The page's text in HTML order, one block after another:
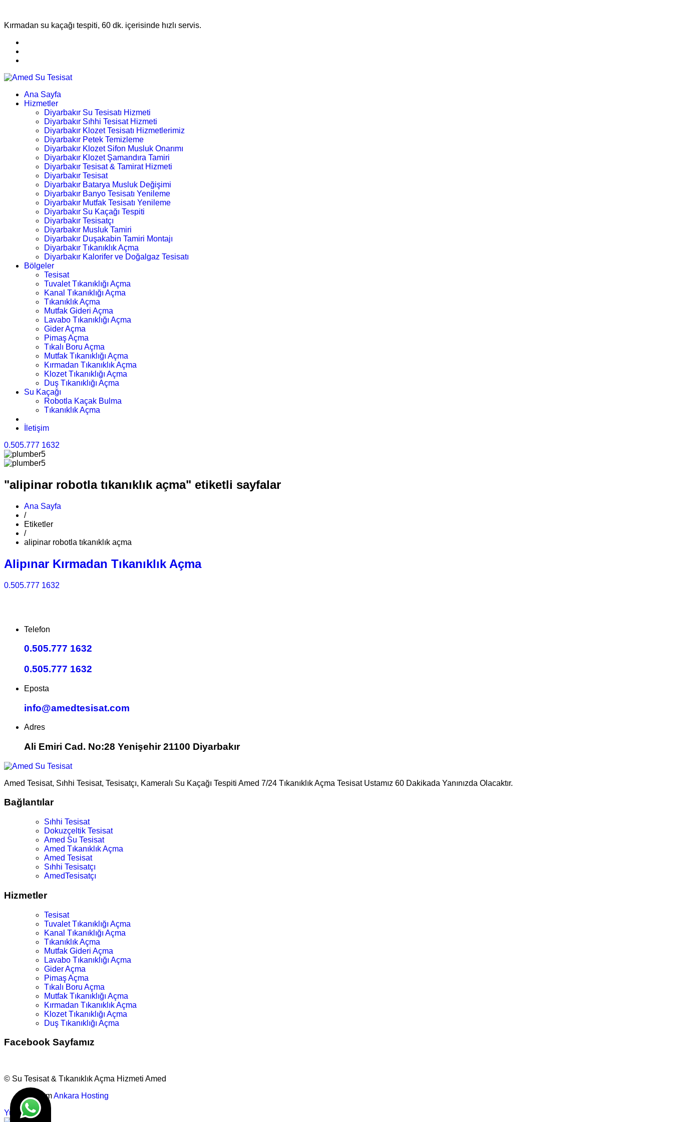
Kırmadan su kaçağı tespiti, 60 dk. içerisinde hızlı servis.
Ana Sayfa
Hizmetler
Diyarbakır Su Tesisatı Hizmeti
Diyarbakır Sıhhi Tesisat Hizmeti
Diyarbakır Klozet Tesisatı Hizmetlerimiz
Diyarbakır Petek Temizleme
Diyarbakır Klozet Sifon Musluk Onarımı
Diyarbakır Klozet Şamandıra Tamiri
Diyarbakır Tesisat & Tamirat Hizmeti
Diyarbakır Tesisat
Diyarbakır Batarya Musluk Değişimi
Diyarbakır Banyo Tesisatı Yenileme
Diyarbakır Mutfak Tesisatı Yenileme
Diyarbakır Su Kaçağı Tespiti
Diyarbakır Tesisatçı
Diyarbakır Musluk Tamiri
Diyarbakır Duşakabin Tamiri Montajı
Diyarbakır Tıkanıklık Açma
Diyarbakır Kalorifer ve Doğalgaz Tesisatı
Bölgeler
Tesisat
Tuvalet Tıkanıklığı Açma
Kanal Tıkanıklığı Açma
Tıkanıklık Açma
Mutfak Gideri Açma
Lavabo Tıkanıklığı Açma
Gider Açma
Pimaş Açma
Tıkalı Boru Açma
Mutfak Tıkanıklığı Açma
Kırmadan Tıkanıklık Açma
Klozet Tıkanıklığı Açma
Duş Tıkanıklığı Açma
Su Kaçağı
Robotla Kaçak Bulma
Tıkanıklık Açma
İletişim
0.505.777 1632
"alipinar robotla tıkanıklık açma" etiketli sayfalar
Ana Sayfa
/
Etiketler
/
alipinar robotla tıkanıklık açma
Alipınar Kırmadan Tıkanıklık Açma
0.505.777 1632
Telefon
0.505.777 1632
0.505.777 1632
Eposta
info@amedtesisat.com
Adres
Ali Emiri Cad. No:28 Yenişehir 21100 Diyarbakır
Amed Tesisat, Sıhhi Tesisat, Tesisatçı, Kameralı Su Kaçağı Tespiti Amed 7/24 Tıkanıklık Açma Tesisat Ustamız 60 Dakikada Yanınızda Olacaktır.
Bağlantılar
Sıhhi Tesisat
Dokuzçeltik Tesisat
Amed Su Tesisat
Amed Tıkanıklık Açma
Amed Tesisat
Sıhhi Tesisatçı
AmedTesisatçı
Hizmetler
Tesisat
Tuvalet Tıkanıklığı Açma
Kanal Tıkanıklığı Açma
Tıkanıklık Açma
Mutfak Gideri Açma
Lavabo Tıkanıklığı Açma
Gider Açma
Pimaş Açma
Tıkalı Boru Açma
Mutfak Tıkanıklığı Açma
Kırmadan Tıkanıklık Açma
Klozet Tıkanıklığı Açma
Duş Tıkanıklığı Açma
Facebook Sayfamız
© Su Tesisat & Tıkanıklık Açma Hizmeti Amed
TasarımAnkara Hosting
Yukarı